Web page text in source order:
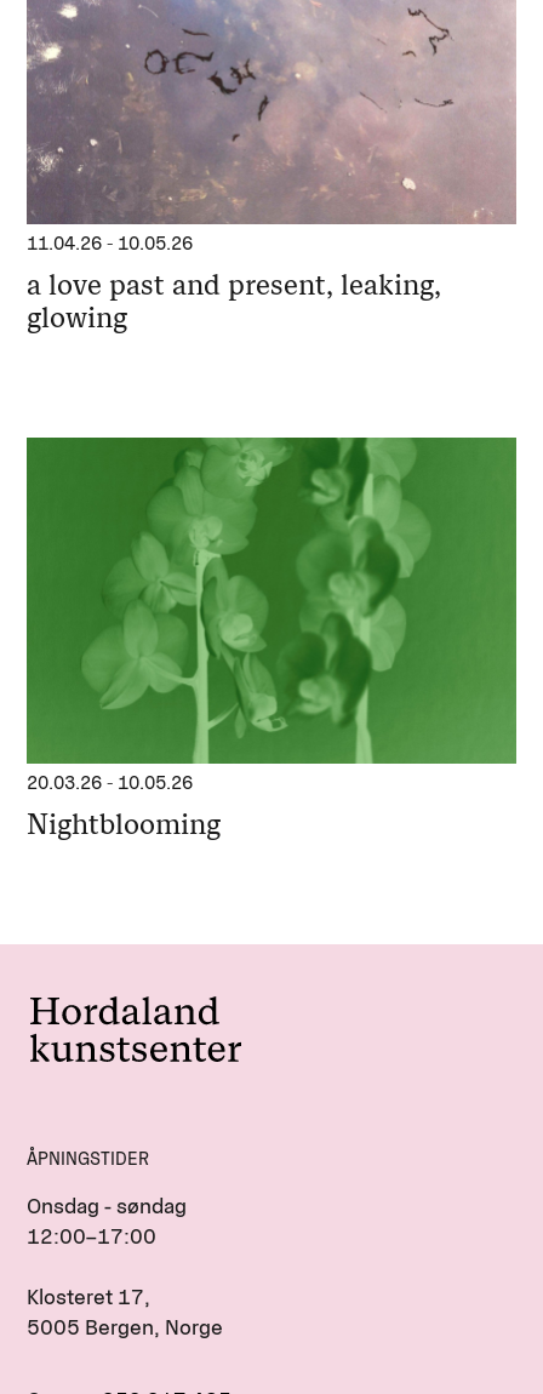
11.04.26 - 10.05.26
a love past and present, leaking,
glowing
20.03.26 - 10.05.26
Nightblooming
ÅPNINGSTIDER
Onsdag - søndag
12:00–17:00
Klosteret 17,
5005 Bergen, Norge